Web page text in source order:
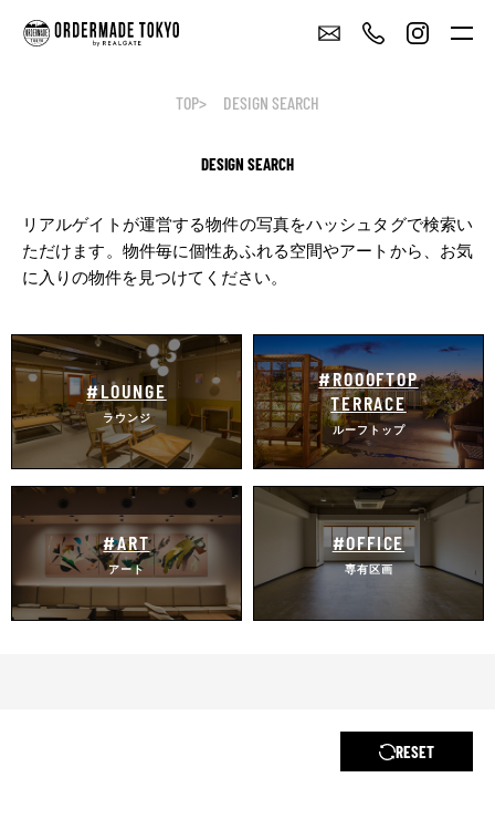
TOP DESIGN SEARCH
DESIGN SEARCH
リアルゲイトが運営する物件の写真をハッシュタグで検索い
ただけます。 物件毎に個性あふれる空間やアートから、お気
に入りの物件を見つけてください。
#LOUNGE
ラウンジ
#ROOOFTOP
TERRACE
ルーフトップ
#ART
アート
#OFFICE
専有区画
RESET